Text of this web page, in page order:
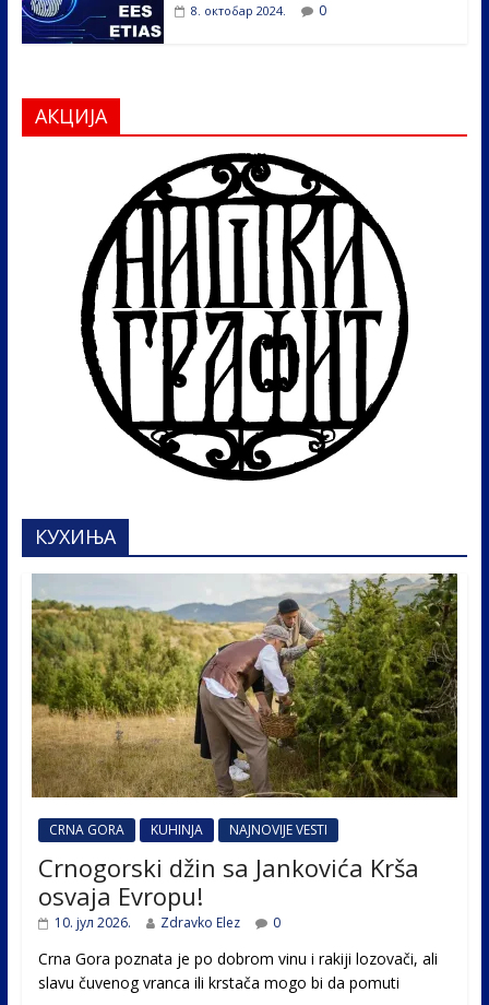
8. октобар 2024. 0
АКЦИЈА
КУХИЊА
CRNA GORA KUHINJA NAJNOVIJE VESTI
Crnogorski džin sa Jankovića Krša
osvaja Evropu!
10. јул 2026. Zdravko Elez 0
Crna Gora poznata je po dobrom vinu i rakiji lozovači, ali
slavu čuvenog vranca ili krstača mogo bi da pomuti